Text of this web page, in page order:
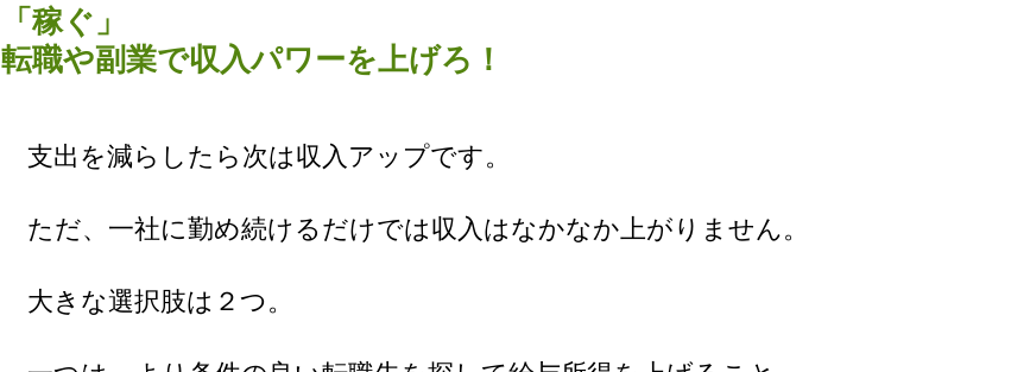
「稼ぐ」
転職や副業で収入パワーを上げろ！
支出を減らしたら次は収入アップです。
ただ、一社に勤め続けるだけでは収入はなかなか上がりません。
大きな選択肢は２つ。